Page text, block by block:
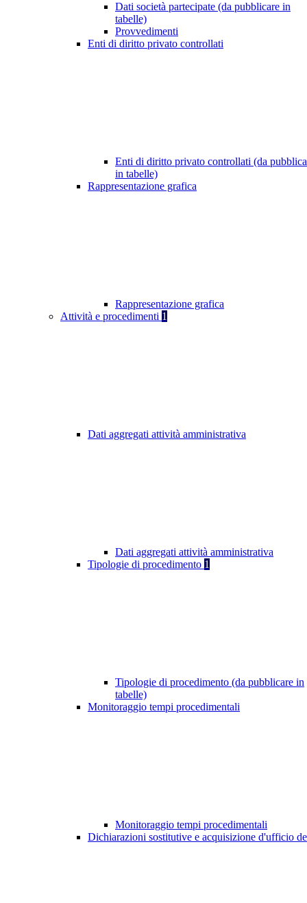
Dati società partecipate (da pubblicare in
tabelle)
Provvedimenti
Enti di diritto privato controllati
Enti di diritto privato controllati (da
in tabelle)
Rappresentazione grafica
Rappresentazione grafica
Attività e procedimenti 1
Dati aggregati attività amministrativa
Dati aggregati attività amministrativa
Tipologie di procedimento 1
Tipologie di procedimento (da pubblicare in
tabelle)
Monitoraggio tempi procedimentali
Monitoraggio tempi procedimentali
Dichiarazioni sostitutive e acquisizione d'ufficio